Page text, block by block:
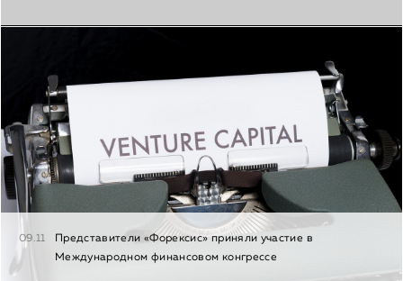
09.11
Представители «Форексис» приняли участие в
Международном финансовом конгрессе